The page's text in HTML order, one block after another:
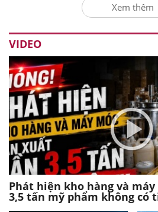
Xem thêm
VIDEO
Phát hiện kho hàng và
3,5 tấn mỹ phẩm không có